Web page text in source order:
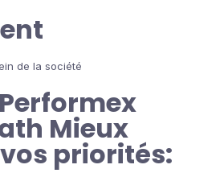
de la société
Mieux
priorités: